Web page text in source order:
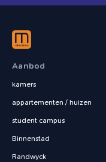
Aanbod
kamers
appartementen / huizen
student campus
Binnenstad
Randwyck